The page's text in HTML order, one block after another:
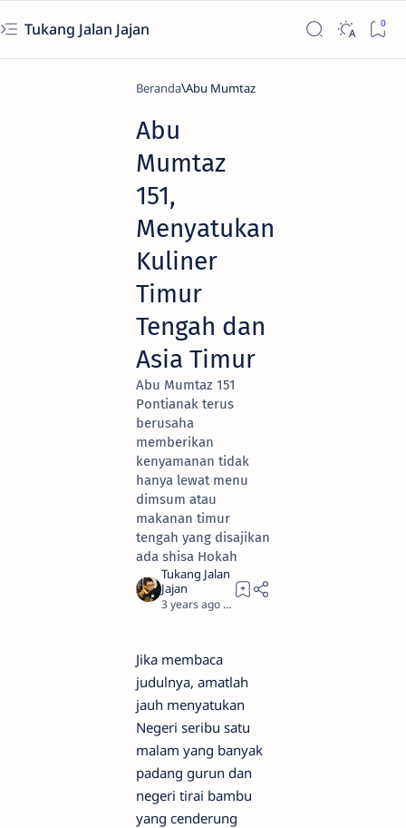
Tukang Jalan Jajan
Beranda Abu Mumtaz
Abu
Mumtaz
151,
Menyatukan
Kuliner
Timur
Tengah dan
Asia Timur
Abu Mumtaz 151
Pontianak terus
berusaha
memberikan
kenyamanan tidak
hanya lewat menu
dimsum atau
makanan timur
tengah yang disajikan
ada shisa Hokah
3 years ago 7
Jika membaca
judulnya, amatlah
jauh menyatukan
Negeri seribu satu
malam yang banyak
padang gurun dan
negeri tirai bambu
yang cenderung